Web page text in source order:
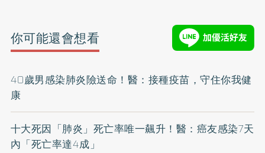
你可能還會想看
40歲男感染肺炎險送命！醫：接種疫苗，守住你我健
康
十大死因「肺炎」死亡率唯一飆升！醫：癌友感染7天
內「死亡率達4成」